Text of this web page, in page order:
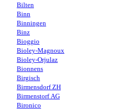
Bilten
Binn
Binningen
Binz
Bioggio
Bioley-Magnoux
Bioley-Orjulaz
Bionnens
Birgisch
Birmensdorf ZH
Birmenstorf AG
Bironico